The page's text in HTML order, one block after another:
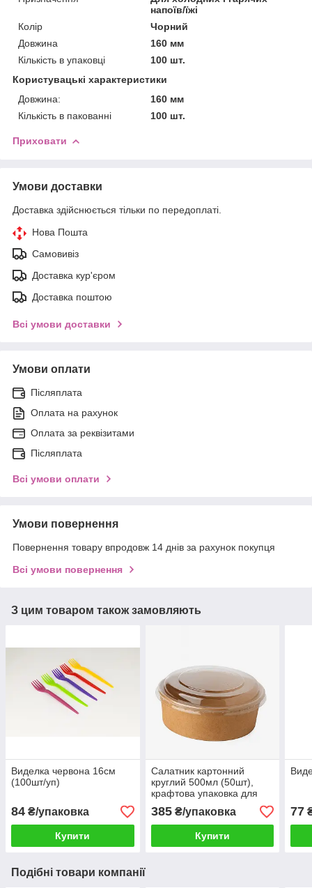
напоїв/їжі
Колір
Чорний
Довжина
160 мм
Кількість в упаковці
100 шт.
Користувацькі характеристики
Довжина:
160 мм
Кількість в пакованні
100 шт.
Приховати
Умови доставки
Доставка здійснюється тільки по передоплаті.
Нова Пошта
Самовивіз
Доставка кур'єром
Доставка поштою
Всі умови доставки
Умови оплати
Післяплата
Оплата на рахунок
Оплата за реквізитами
Післяплата
Всі умови оплати
Умови повернення
Повернення товару впродовж 14 днів за рахунок покупця
Всі умови повернення
З цим товаром також замовляють
Виделка червона 16см
(100шт/уп)
84 ₴/упаковка
Купити
Салатник картонний
круглий 500мл (50шт),
крафтова упаковка для
салатів з кришкою
385₴/упаковка
Купити
77
Подібні товари компанії